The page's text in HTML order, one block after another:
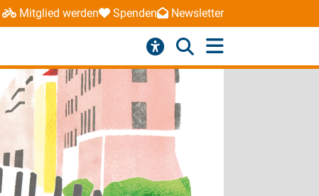
Mitglied werden Spenden Newsletter